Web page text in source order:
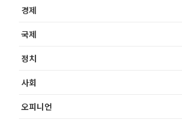
경제
국제
정치
사회
오피니언